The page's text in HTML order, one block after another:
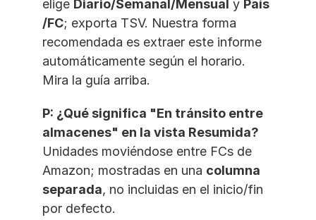
elige Diario/Semanal/Mensual y País
/FC; exporta TSV. Nuestra forma
recomendada es extraer este informe
automáticamente según el horario.
Mira la guía arriba.
P: ¿Qué significa "En tránsito entre
almacenes" en la vista Resumida?
Unidades moviéndose entre FCs de
Amazon; mostradas en una columna
separada, no incluidas en el inicio/fin
por defecto.